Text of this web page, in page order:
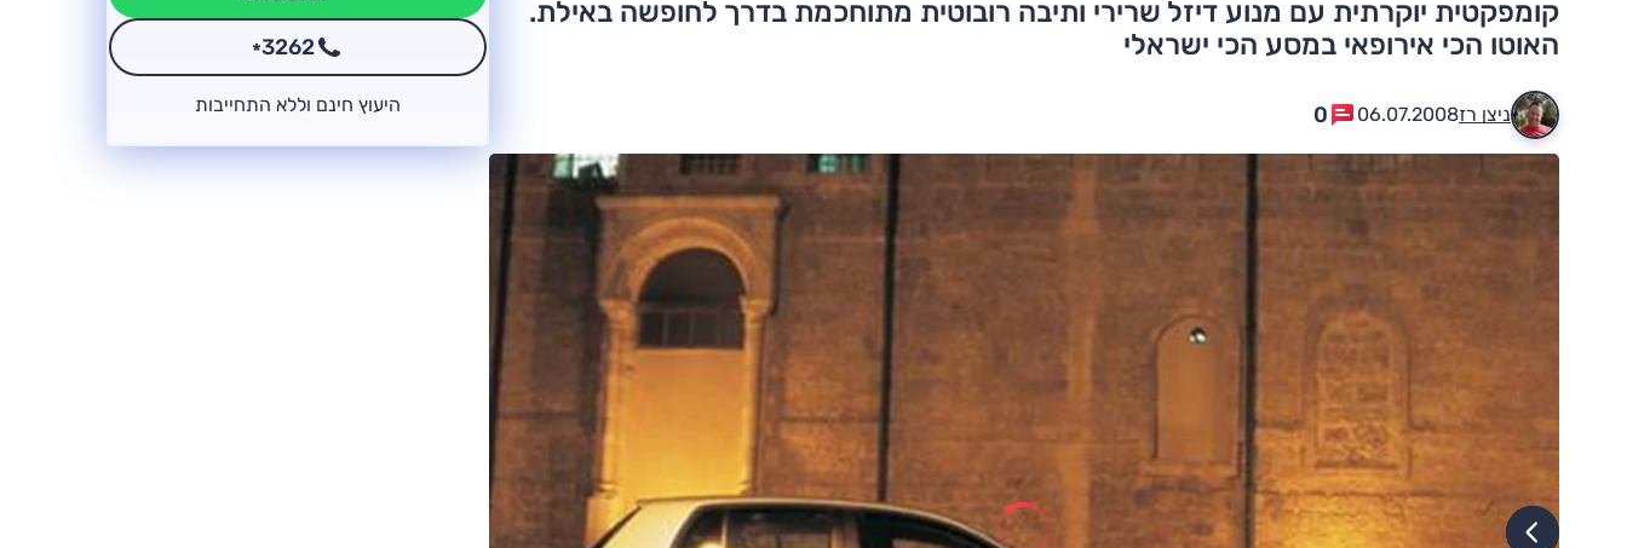
קומפקטית יוקרתית עם מנוע דיזל שרירי ותיבה רובוטית מתוחכמת בדרך לחופשה באילת.
האוטו הכי אירופאי במסע הכי ישראלי
ניצן רז06.07.2008
0
*3262
היעוץ חינם וללא התחייבות